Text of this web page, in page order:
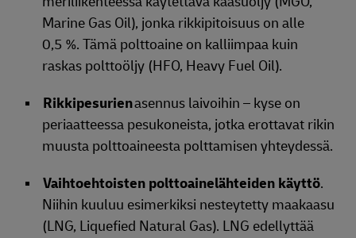
Marine Gas Oil), jonka rikkipitoisuus on alle
0,5 %. Tämä polttoaine on kalliimpaa kuin
raskas polttoöljy (HFO, Heavy Fuel Oil).
Rikkipesurienasennus laivoihin – kyse on
periaatteessa pesukoneista, jotka erottavat rikin
muusta polttoaineesta polttamisen yhteydessä.
Vaihtoehtoisten polttoainelähteiden käyttö.
Niihin kuuluu esimerkiksi nesteytetty maakaasu
(LNG, Liquefied Natural Gas). LNG edellyttää